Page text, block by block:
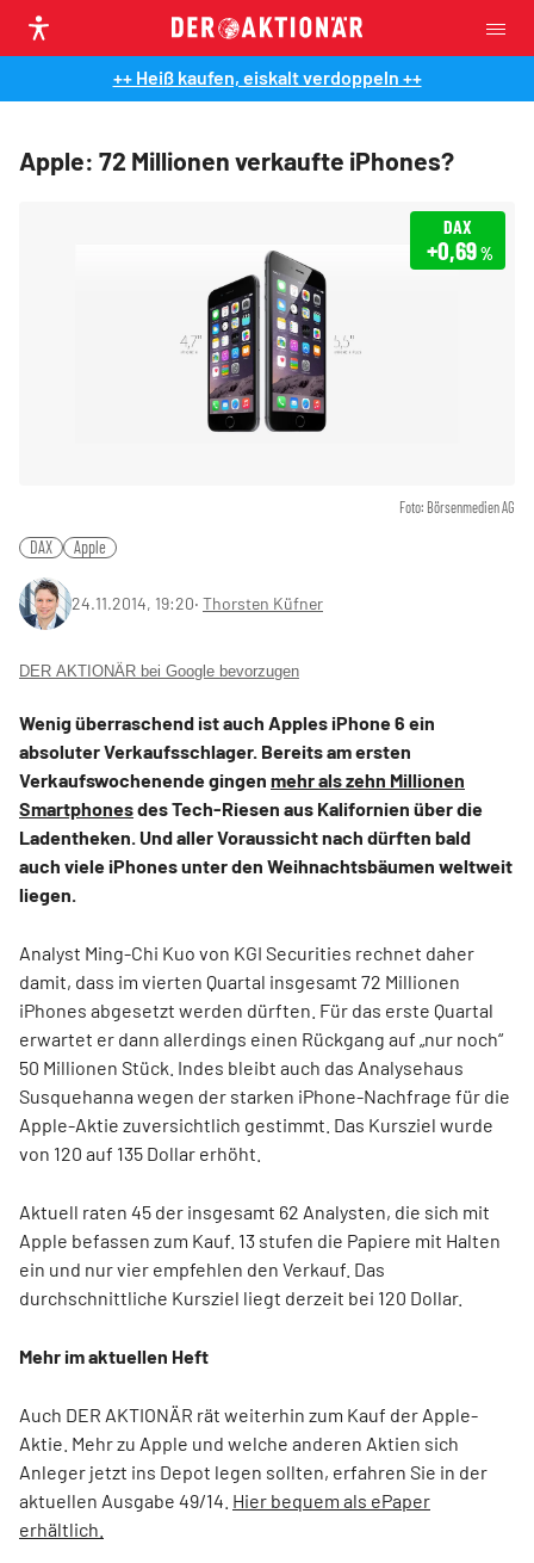
++ Heiß kaufen, eiskalt verdoppeln ++
Apple: 72 Millionen verkaufte iPhones?
Foto: Börsenmedien AG
DAX
+0,69%
DAX Apple
24.11.2014, 19:20‧ Thorsten Küfner
DER AKTIONÄR bei Google bevorzugen
Wenig überraschend ist auch Apples iPhone 6 ein
absoluter Verkaufsschlager. Bereits am ersten
Verkaufswochenende gingen mehr als zehn Millionen
Smartphonesdes Tech-Riesen aus Kalifornien über die
Ladentheken. Und aller Voraussicht nach dürften bald
auch viele iPhones unter den Weihnachtsbäumen weltweit
liegen.
Analyst Ming-Chi Kuo von KGI Securities rechnet daher
damit, dass im vierten Quartal insgesamt 72 Millionen
iPhones abgesetzt werden dürften. Für das erste Quartal
erwartet er dann allerdings einen Rückgang auf „nur noch“
50 Millionen Stück. Indes bleibt auch das Analysehaus
Susquehanna wegen der starken iPhone-Nachfrage für die
Apple-Aktie zuversichtlich gestimmt. Das Kursziel wurde
von 120 auf 135 Dollar erhöht.
Aktuell raten 45 der insgesamt 62 Analysten, die sich mit
Apple befassen zum Kauf. 13 stufen die Papiere mit Halten
ein und nur vier empfehlen den Verkauf. Das
durchschnittliche Kursziel liegt derzeit bei 120 Dollar.
Mehr im aktuellen Heft
Auch DER AKTIONÄR rät weiterhin zum Kauf der Apple-
Aktie. Mehr zu Apple und welche anderen Aktien sich
Anleger jetzt ins Depot legen sollten, erfahren Sie in der
aktuellen Ausgabe 49/14. Hier bequem als ePaper
erhältlich.